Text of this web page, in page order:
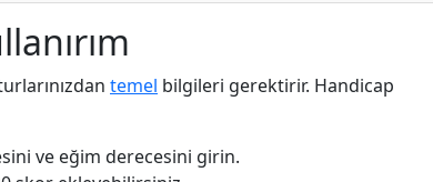
temel bilgileri gerektirir. Handicap
ve eğim derecesini girin.